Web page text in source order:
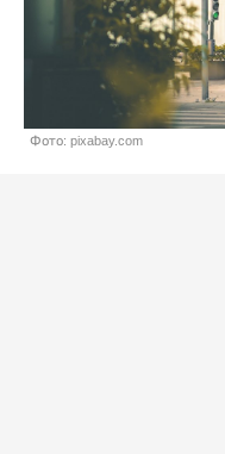
Фото: pixabay.com